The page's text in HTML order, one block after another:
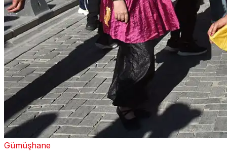
Gümüşhane